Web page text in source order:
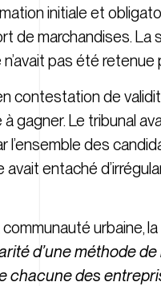
initiale et
de marchandises. La
pas été
contestation de
gagner. Le tribunal
des
entaché
urbaine,
d’une méthode
chacune des